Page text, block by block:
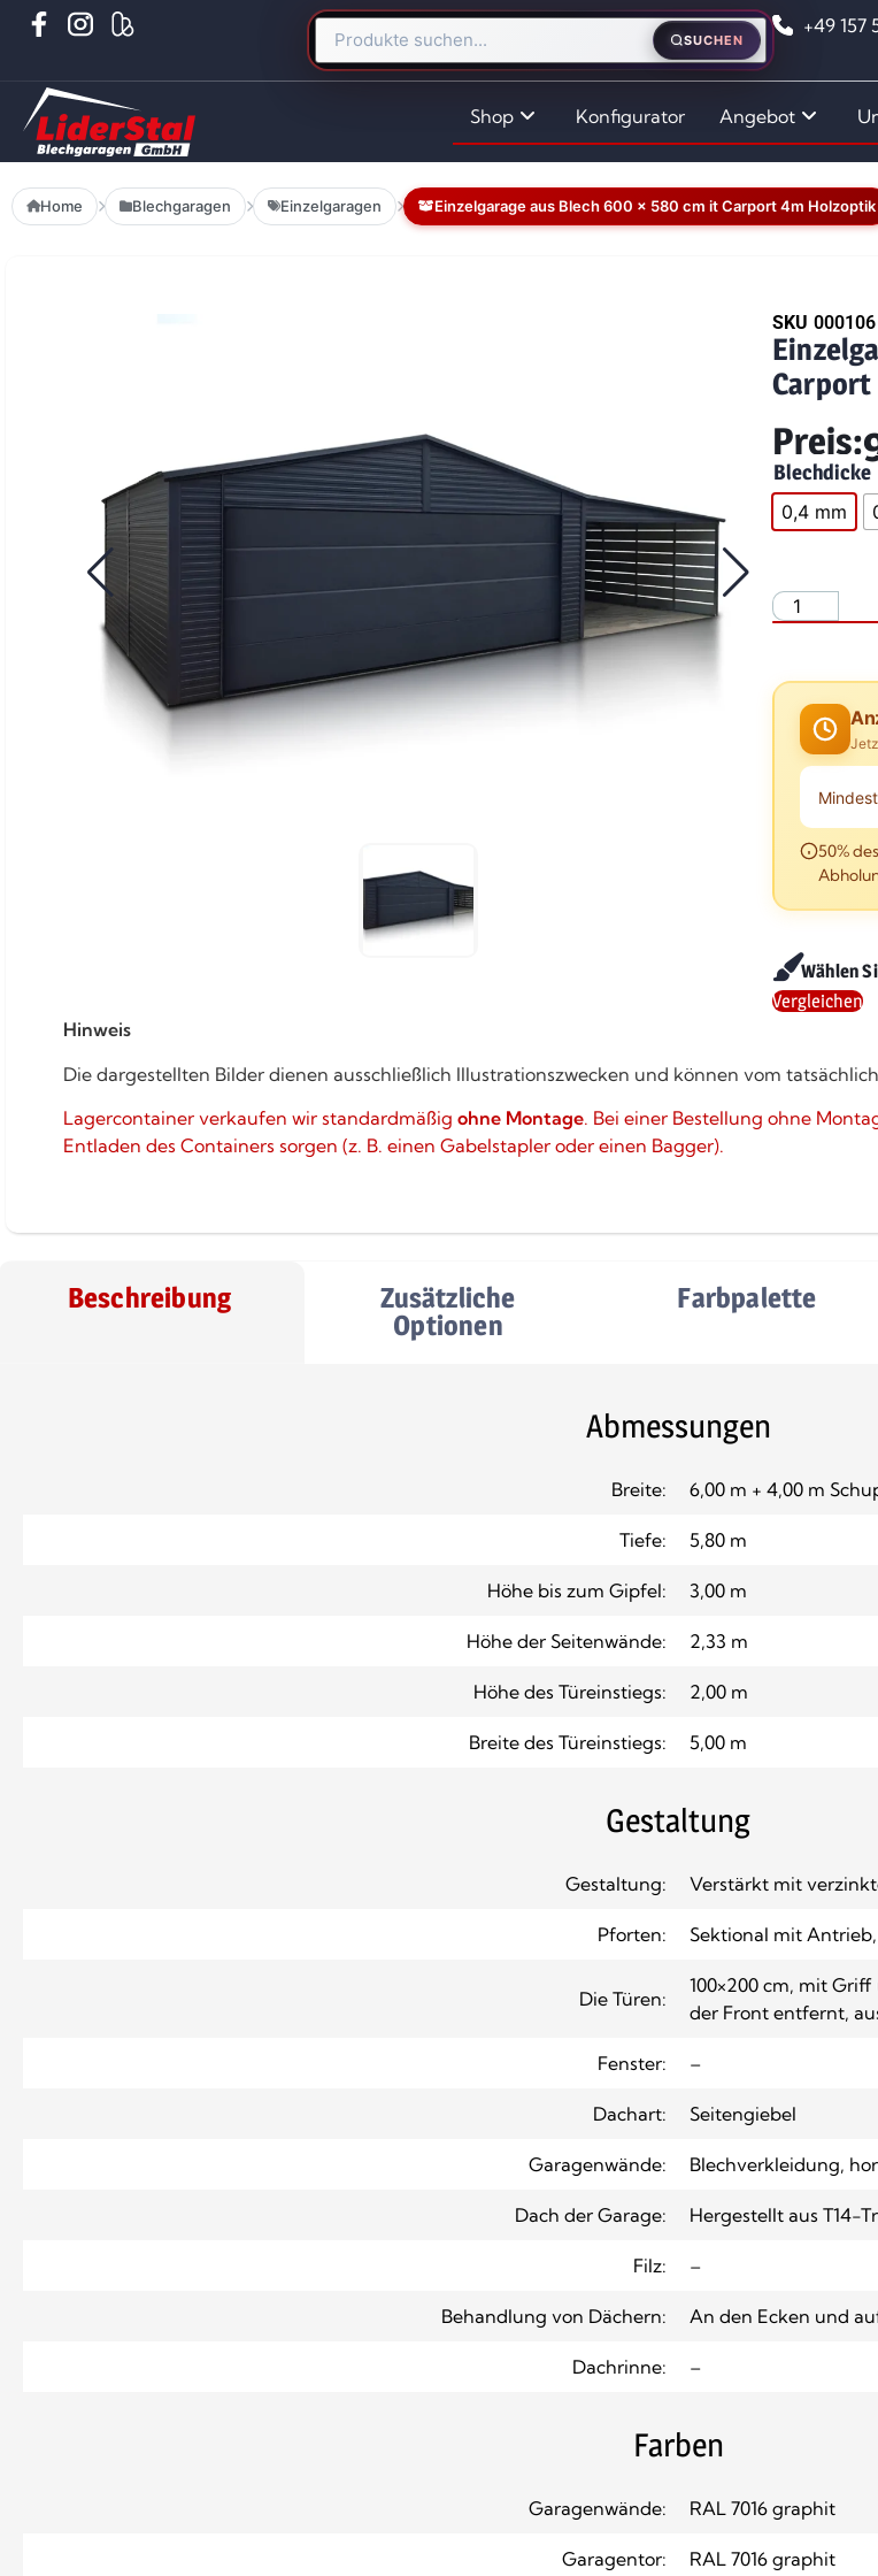
SUCHEN
+49 157
Shop Konfigurator Angebot
Home Blechgaragen Einzelgaragen Einzelgarage aus Blech 600 x 580 cm it Carport 4m Holzoptik
SKU 000106
Preis:
Blechdicke
0,4 mm
50%
Wählen
Vergleichen
Hinweis
Die dargestellten Bilder dienen ausschließlich Illustrationszwecken und können vom
Lagercontainer verkaufen wir standardmäßig ohne Montage. Bei einer Bestellung ohne
Entladen des Containers sorgen (z. B. einen Gabelstapler oder einen Bagger).
Beschreibung
Zusätzliche
Optionen
Farbpalette
Abmessungen
Breite: 6,00 m + 4,00 m
Tiefe: 5,80 m
Höhe bis zum Gipfel: 3,00 m
Höhe der Seitenwände: 2,33 m
Höhe des Türeinstiegs: 2,00 m
Breite des Türeinstiegs: 5,00 m
Gestaltung
Gestaltung: Verstärkt mit
Pforten: Sektional mit
Die Türen:
100×200 cm, mit
der Front entfernt,
Fenster: –
Dachart: Seitengiebel
Garagenwände: Blechverkleidung,
Dach der Garage: Hergestellt aus T14-
Filz: –
Behandlung von Dächern: An den Ecken und
Dachrinne: –
Farben
Garagenwände: RAL 7016 graphit
Garagentor: RAL 7016 graphit